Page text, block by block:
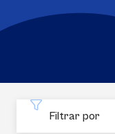
Filtrar por